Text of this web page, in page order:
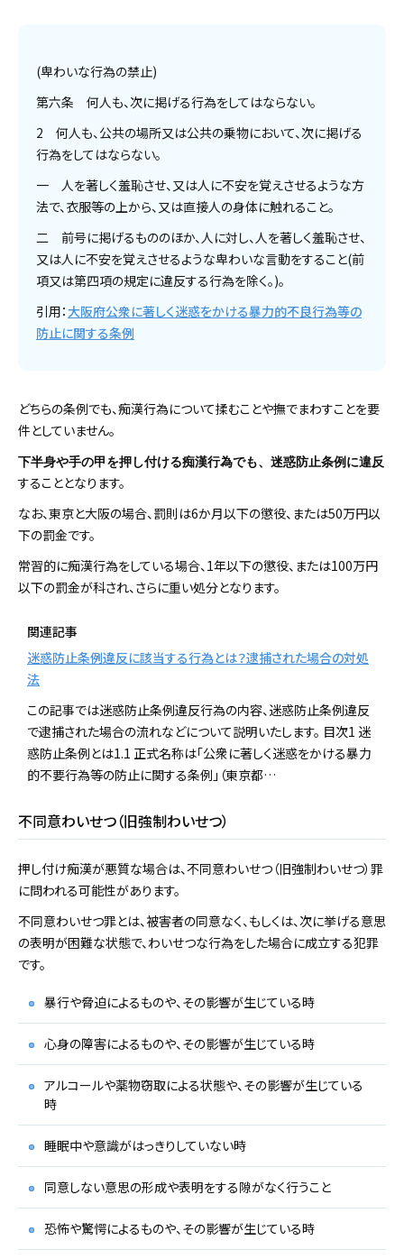
(卑わいな行為の禁止)
第六条 何人も、次に掲げる行為をしてはならない。
2 何人も、公共の場所又は公共の乗物において、次に掲げる
行為をしてはならない。
一 人を著しく羞恥させ、又は人に不安を覚えさせるような方
法で、衣服等の上から、又は直接人の身体に触れること。
二 前号に掲げるもののほか、人に対し、人を著しく羞恥させ、
又は人に不安を覚えさせるような卑わいな言動をすること(前
項又は第四項の規定に違反する行為を除く。)。
引用：大阪府公衆に著しく迷惑をかける暴力的不良行為等の
防止に関する条例
どちらの条例でも、痴漢行為について揉むことや撫でまわすことを要
件としていません。
下半身や手の甲を押し付ける痴漢行為でも、迷惑防止条例に違反
することとなります。
なお、東京と大阪の場合、罰則は6か月以下の懲役、または50万円以
下の罰金です。
常習的に痴漢行為をしている場合、1年以下の懲役、または100万円
以下の罰金が科され、さらに重い処分となります。
関連記事
迷惑防止条例違反に該当する行為とは？逮捕された場合の対処
法
この記事では迷惑防止条例違反行為の内容、迷惑防止条例違反
で逮捕された場合の流れなどについて説明いたします。 目次1 迷
惑防止条例とは1.1 正式名称は「公衆に著しく迷惑をかける暴力
的不要行為等の防止に関する条例」（東京都…
不同意わいせつ（旧強制わいせつ）
押し付け痴漢が悪質な場合は、不同意わいせつ（旧強制わいせつ）罪
に問われる可能性があります。
不同意わいせつ罪とは、被害者の同意なく、もしくは、次に挙げる意思
の表明が困難な状態で、わいせつな行為をした場合に成立する犯罪
です。
暴行や脅迫によるものや、その影響が生じている時
心身の障害によるものや、その影響が生じている時
アルコールや薬物窃取による状態や、その影響が生じている
時
睡眠中や意識がはっきりしていない時
同意しない意思の形成や表明をする隙がなく行うこと
恐怖や驚愕によるものや、その影響が生じている時